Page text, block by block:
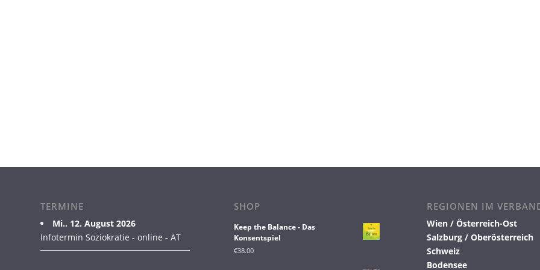
TERMINE
Mi.. 12. August 2026
Infotermin Soziokratie - online - AT
SHOP
Keep the Balance - Das
Konsentspiel
€38.00
REGIONEN IM
Wien / Österreich-Ost
Salzburg / Oberösterreich
Schweiz
Bodensee